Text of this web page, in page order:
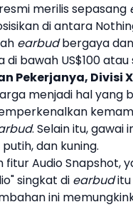
merilis sepasang
di antara
earbudbergaya
bawah US$100 atau
Pekerjanya, Divisi
menjadi hal yang
. Selain itu,
dan kuning.
fitur Audio Snapshot,
singkat di earbuditu
ini